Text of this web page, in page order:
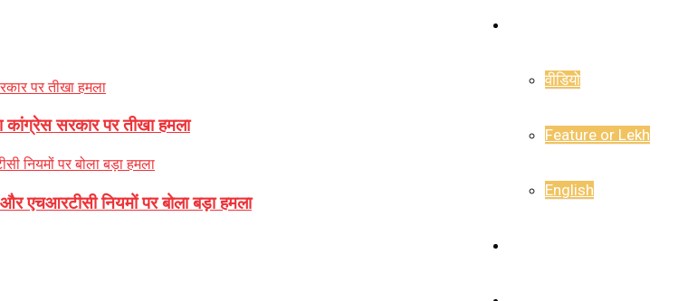
वीडियो
Feature or Lekh
English
कांग्रेस सरकार पर तीखा हमला
एचआरटीसी नियमों पर बोला बड़ा हमला